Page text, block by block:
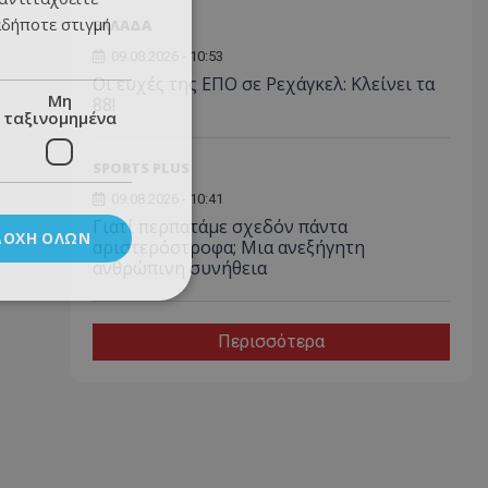
ΕΛΛΑΔΑ
09.08.2026 - 10:53
Οι ευχές της ΕΠΟ σε Ρεχάγκελ: Κλείνει τα
09.08.2026 - 10:41
Γιατί περπατάμε σχεδόν πάντα
αριστερόστροφα; Μια ανεξήγητη
ανθρώπινη συνήθεια
Περισσότερα
στιγμή
Μη
ταξινομημένα
ΌΛΩΝ